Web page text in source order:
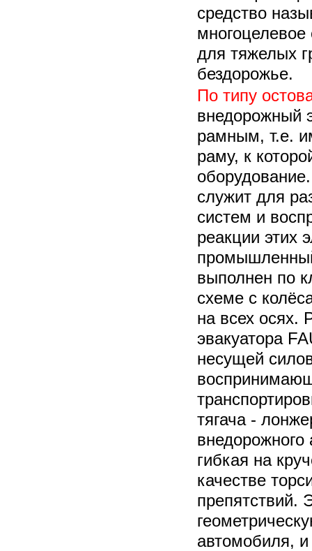
средство
для тяжелых
бездорожье.
По типу
внедорожный
рамным, т.е.
раму, к
служит для
систем и
реакции этих
выполнен по
схеме с
на всех осях.
эвакуатора
несущей
тягача -
гибкая на
качестве
препятствий.
автомобиля,